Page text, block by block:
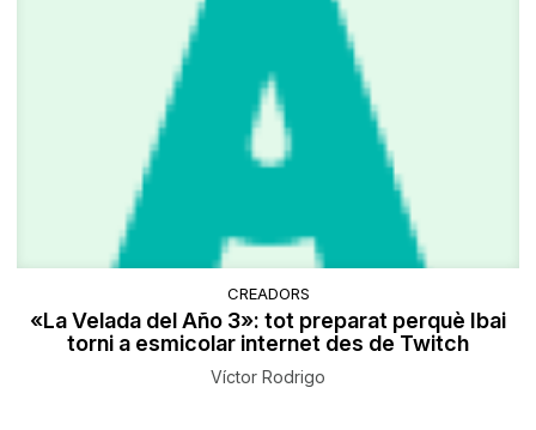
CREADORS
«La Velada del Año 3»: tot preparat perquè Ibai
torni a esmicolar internet des de Twitch
Víctor Rodrigo